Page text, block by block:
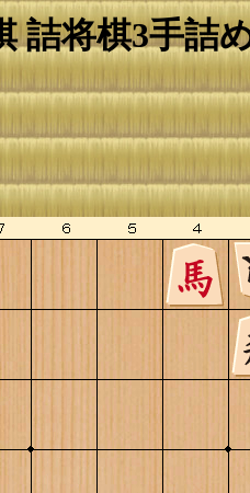
詰将棋3手詰